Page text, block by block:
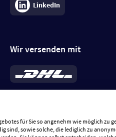
LinkedIn
Wir versenden mit
*Standard 6,95 €; bei Kühlware
je Bestellung, insgesamt 7,94 €.
für Sie so angenehm wie möglich zu
sind, sowie solche, die lediglich zu